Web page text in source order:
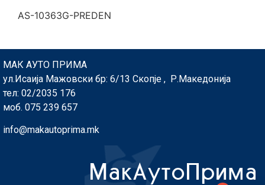
AS-10363G-PREDEN
МАК АУТО ПРИМА
ул.Исаија Мажовски бр: 6/13 Скопје , Р.Македонија
тел: 02/2035 176
моб. 075 239 657
info@makautoprima.mk